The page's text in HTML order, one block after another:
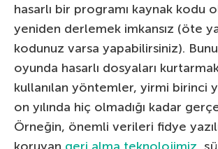
hasarlı bir programı kaynak kodu
yeniden derlemek imkansız (öte
kodunuz varsa yapabilirsiniz).
oyunda hasarlı dosyaları
kullanılan yöntemler, yirmi birinci
on yılında hiç olmadığı kadar
Örneğin, önemli verileri fidye
koruyan geri alma teknolojimiz ,